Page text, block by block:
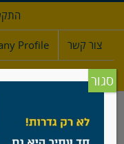
צור קשר Profile
סגור